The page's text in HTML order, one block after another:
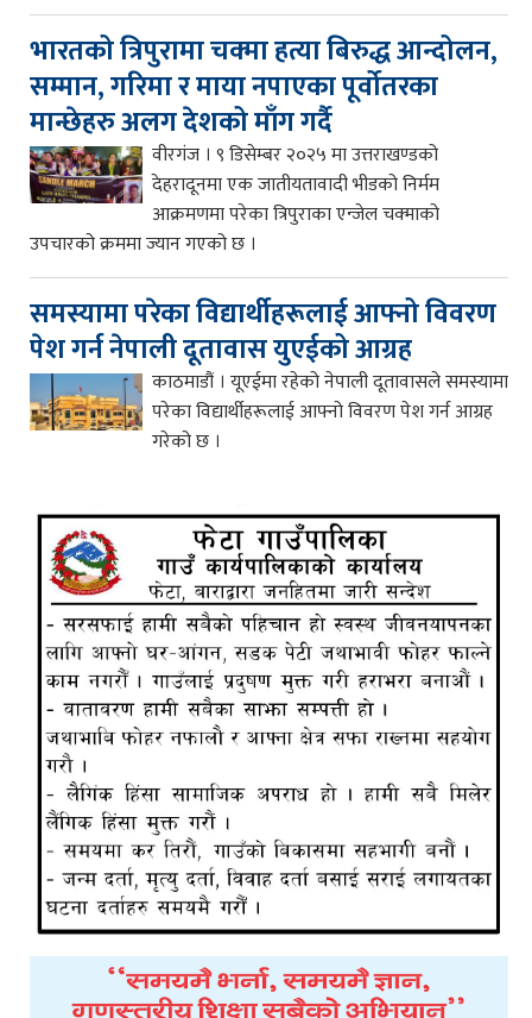
भारतको त्रिपुरामा चक्मा हत्या बिरुद्ध आन्दोलन,
सम्मान, गरिमा र माया नपाएका पूर्वोतरका
मान्छेहरु अलग देशको माँग गर्दै
वीरगंज । ९ डिसेम्बर २०२५ मा उत्तराखण्डको
देहरादूनमा एक जातीयतावादी भीडको निर्मम
आक्रमणमा परेका त्रिपुराका एन्जेल चक्माको
उपचारको क्रममा ज्यान गएको छ ।
समस्यामा परेका विद्यार्थीहरूलाई आफ्नो विवरण
पेश गर्न नेपाली दूतावास युएईको आग्रह
काठमाडौं । यूएईमा रहेको नेपाली दूतावासले समस्यामा
परेका विद्यार्थीहरूलाई आफ्नो विवरण पेश गर्न आग्रह
गरेको छ ।